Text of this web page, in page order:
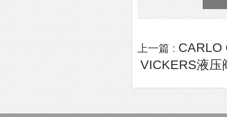
上一篇 : CARLO
VICKERS液压